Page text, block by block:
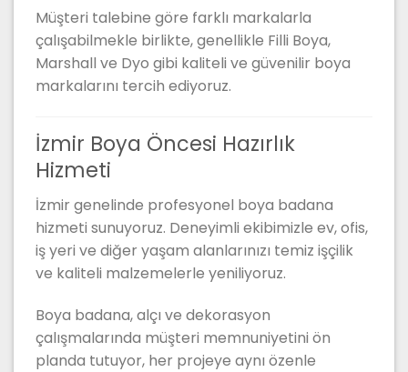
Müşteri talebine göre farklı markalarla
çalışabilmekle birlikte, genellikle Filli Boya,
Marshall ve Dyo gibi kaliteli ve güvenilir boya
markalarını tercih ediyoruz.
İzmir Boya Öncesi Hazırlık
Hizmeti
İzmir genelinde profesyonel boya badana
hizmeti sunuyoruz. Deneyimli ekibimizle ev, ofis,
iş yeri ve diğer yaşam alanlarınızı temiz işçilik
ve kaliteli malzemelerle yeniliyoruz.
Boya badana, alçı ve dekorasyon
çalışmalarında müşteri memnuniyetini ön
planda tutuyor, her projeye aynı özenle